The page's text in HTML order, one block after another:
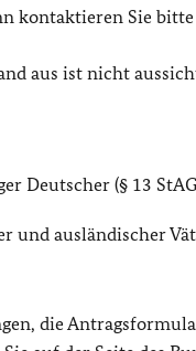
kontaktieren Sie
aus ist nicht
Deutscher (§ 13
ausländischer
die